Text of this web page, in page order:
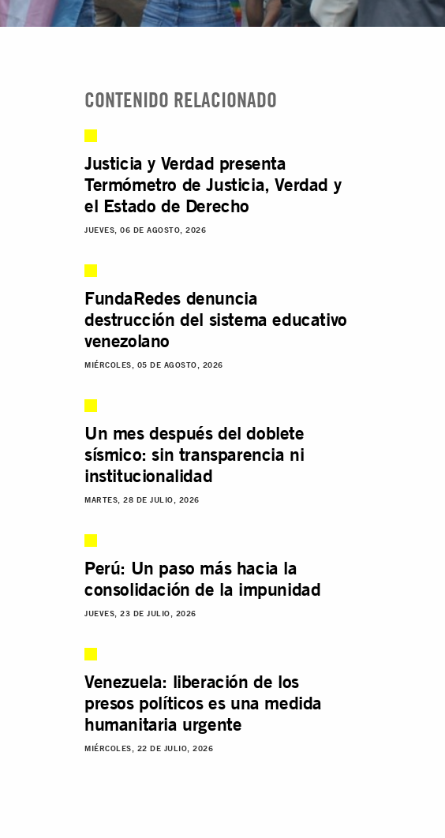
CONTENIDO RELACIONADO
Justicia y Verdad presenta
Termómetro de Justicia, Verdad y
el Estado de Derecho
JUEVES, 06 DE AGOSTO, 2026
FundaRedes denuncia
destrucción del sistema educativo
venezolano
MIÉRCOLES, 05 DE AGOSTO, 2026
Un mes después del doblete
sísmico: sin transparencia ni
institucionalidad
MARTES, 28 DE JULIO, 2026
Perú: Un paso más hacia la
consolidación de la impunidad
JUEVES, 23 DE JULIO, 2026
Venezuela: liberación de los
presos políticos es una medida
humanitaria urgente
MIÉRCOLES, 22 DE JULIO, 2026